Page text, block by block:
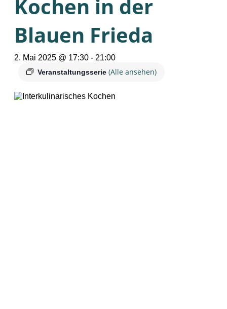
Kochen in der
Blauen Frieda
2. Mai 2025 @ 17:30 - 21:00
Veranstaltungsserie (Alle ansehen)